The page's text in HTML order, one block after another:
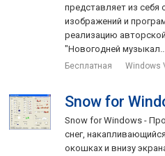
представляет из себя
изображений и
реализацию
"Новогодней
Бесплатная Windows
Snow for
Snow for Windows -
снег,
окошках и внизу